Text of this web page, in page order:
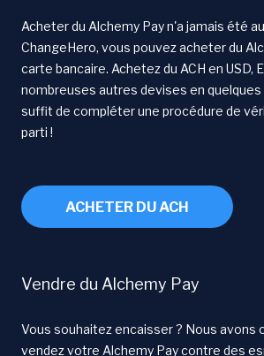
Acheter du Alchemy Pay n'a jamais été
ChangeHero, vous pouvez acheter du
carte bancaire. Achetez du ACH en USD,
nombreuses autres devises en quelques
suffit de compléter une procédure de
parti !
ACHETER DU ACH
Vendre du Alchemy Pay
Vous souhaitez encaisser ? Nous avons
vendez votre Alchemy Pay contre des